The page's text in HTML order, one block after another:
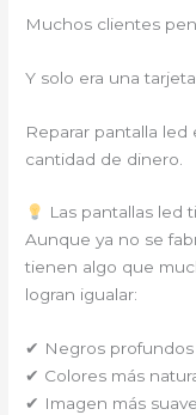
Muchos clientes
Y solo era una
Reparar pantalla
cantidad de dinero.
Las pantallas led
Aunque ya no se
tienen algo que
logran igualar:
✔ Negros profundos
✔ Colores más
✔ Imagen más